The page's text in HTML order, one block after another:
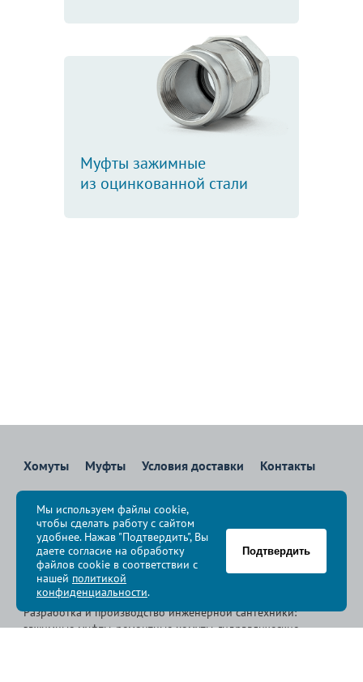
Муфты зажимные
из оцинкованной стали
Хомуты Муфты Условия доставки Контакты
8 800 700-83-36
Звоните бесплатно с 08:00 до 17:00 по Москве
политика конфиденциальности
© Группа компаний « », 2009-2026
Разработка и производство инженерной сантехники:
зажимные муфты, ремонтные хомуты, гидравлические
Мы используем файлы cookie,
чтобы сделать работу с сайтом
удобнее. Нажав "Подтвердить", Вы
даете согласие на обработку
файлов cookie в соответствии с
нашей политикой
конфиденциальности.
Подтвердить